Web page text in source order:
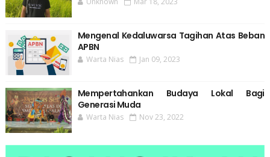
Mengenal Kedaluwarsa Tagihan Atas Beban
APBN
Warta Nias Jan 09, 2023
Mempertahankan Budaya Lokal Bagi
Generasi Muda
Warta Nias Nov 23, 2022